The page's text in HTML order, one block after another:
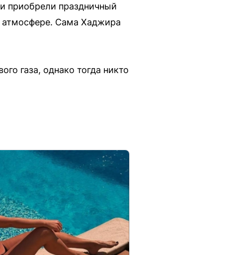
приобрели праздничный
атмосфере. Сама Хаджира
газа, однако тогда никто